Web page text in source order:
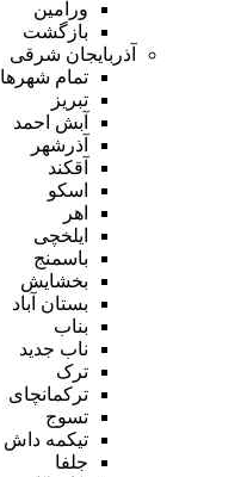
ورامین
بازگشت
آذربایجان شرقی
تمام شهر‌ها
تبریز
آبش احمد
آذرشهر
آقکند
اسکو
اهر
ایلخچی
باسمنج
بخشایش
بستان آباد
بناب
ناب جدید
ترک
ترکمانچای
تسوج
تیکمه داش
جلفا